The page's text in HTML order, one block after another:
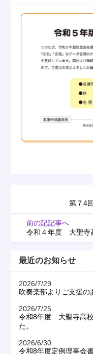
第７4
前の記記事へ
令和４年度 大聖寺
最近のお知らせ
2026/7/29
吹奏楽部よりご支援の
2026/7/25
令和8年度 大聖寺高
た。
2026/6/30
令和8年度定例理事会